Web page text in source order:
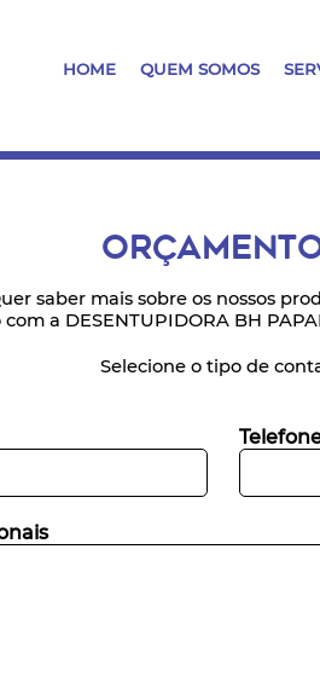
HOME QUEM SOMOS
saber mais sobre os nossos
a DESENTUPIDORA BH
Selecione o tipo de